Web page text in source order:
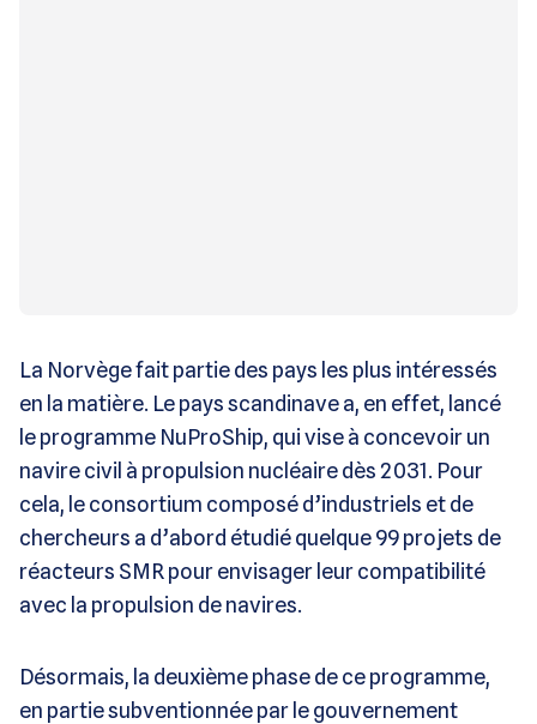
La Norvège fait partie des pays les plus intéressés
en la matière. Le pays scandinave a, en effet, lancé
le programme NuProShip, qui vise à concevoir un
navire civil à propulsion nucléaire dès 2031. Pour
cela, le consortium composé d’industriels et de
chercheurs a d’abord étudié quelque 99 projets de
réacteurs SMR pour envisager leur compatibilité
avec la propulsion de navires.
Désormais, la deuxième phase de ce programme,
en partie subventionnée par le gouvernement